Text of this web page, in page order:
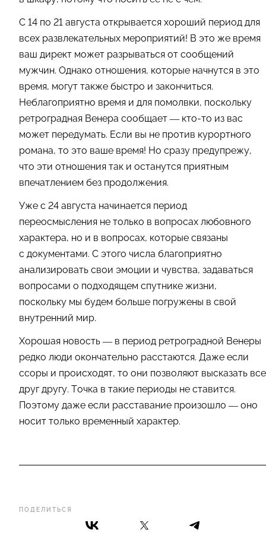
ПОДЕЛИТЬСЯ
С 14 по 21 августа открывается хороший период для
всех развлекательных мероприятий! В это же время
ваш директ может разрываться от сообщений
мужчин. Однако отношения, которые начнутся в это
время, могут также быстро и закончиться.
Неблагоприятно время и для помолвки, поскольку
ретроградная Венера сообщает — кто-то из вас
может передумать. Если вы не против курортного
романа, то это ваше время! Но сразу предупрежу,
что эти отношения так и останутся приятным
впечатлением без продолжения.
Уже с 24 августа начинается период
переосмысления не только в вопросах любовного
характера, но и в вопросах, которые связаны
с документами. С этого числа благоприятно
анализировать свои эмоции и чувства, задаваться
вопросами о подходящем спутнике жизни,
поскольку мы будем больше погружены в свой
внутренний мир.
Хорошая новость — в период ретроградной Венеры
редко люди окончательно расстаются. Даже если
ссоры и происходят, то они позволяют высказать все
друг другу. Точка в такие периоды не ставится.
Поэтому даже если расставание произошло — оно
носит только временный характер.